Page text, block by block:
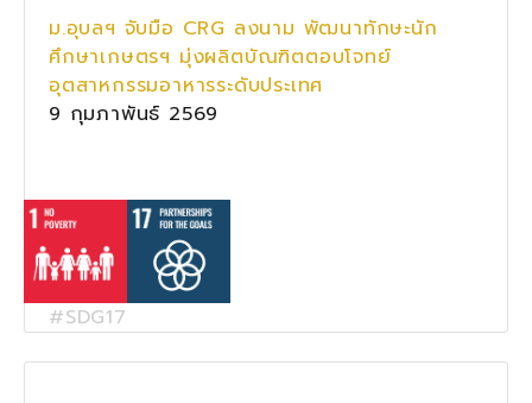
ม.อุบลฯ จับมือ CRG ลงนาม พัฒนาทักษะนัก
ศึกษาเกษตรฯ มุ่งผลิตบัณฑิตตอบโจทย์
อุตสาหกรรมอาหารระดับประเทศ
9 กุมภาพันธ์ 2569
#SDG17